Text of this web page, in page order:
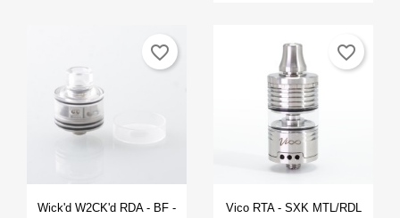
Anteprima
Wick'd W2CK'd RDA - BF -
favorite_border
Anteprima
Vico RTA - SXK MTL/RDL
favorite_border